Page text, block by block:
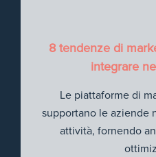
8 tendenze di
integrare
Le piattaforme di
supportano le aziende
attività, fornendo